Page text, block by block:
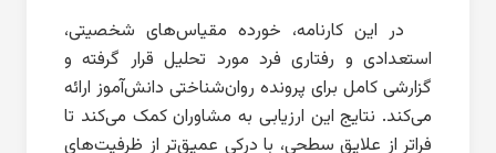
در این کارنامه، خورده مقیاس‌های شخصیتی،
استعدادی و رفتاری فرد مورد تحلیل قرار گرفته و
گزارشی کامل برای پرونده روان‌شناختی دانش‌آموز ارائه
می‌کند. نتایج این ارزیابی به مشاوران کمک می‌کند تا
فراتر از علایق سطحی، با درکی عمیق‌تر از ظرفیت‌های